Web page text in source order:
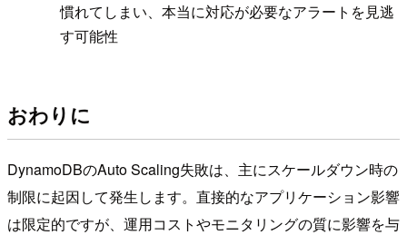
慣れてしまい、本当に対応が必要なアラートを見逃
す可能性
おわりに
DynamoDBのAuto Scaling失敗は、主にスケールダウン時の
制限に起因して発生します。直接的なアプリケーション影響
は限定的ですが、運用コストやモニタリングの質に影響を与